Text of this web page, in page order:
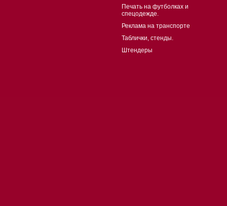
Печать на футболках и
спецодежде.
Реклама на транспорте
Таблички, стенды.
Штендеры